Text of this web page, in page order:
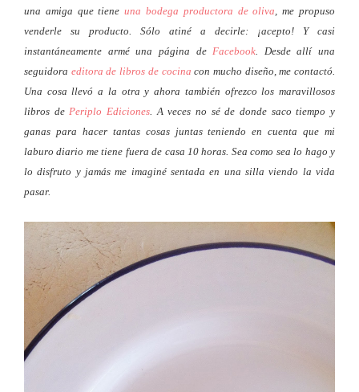
una amiga que tieneuna bodega productora de oliva , me propuso
venderle su producto. Sólo atiné a decirle: ¡acepto! Y casi
instantáneamente armé una página de Facebook . Desde allí una
seguidora editora de libros de cocina con mucho diseño, me contactó.
Una cosa llevó a la otra y ahora también ofrezco los maravillosos
libros de Periplo Ediciones . A veces no sé de donde saco tiempo y
ganas para hacer tantas cosas juntas teniendo en cuenta que mi
laburo diario me tiene fuera de casa 10 horas. Sea como sea lo hago y
lo disfruto y jamás me imaginé sentada en una silla viendo la vida
pasar.